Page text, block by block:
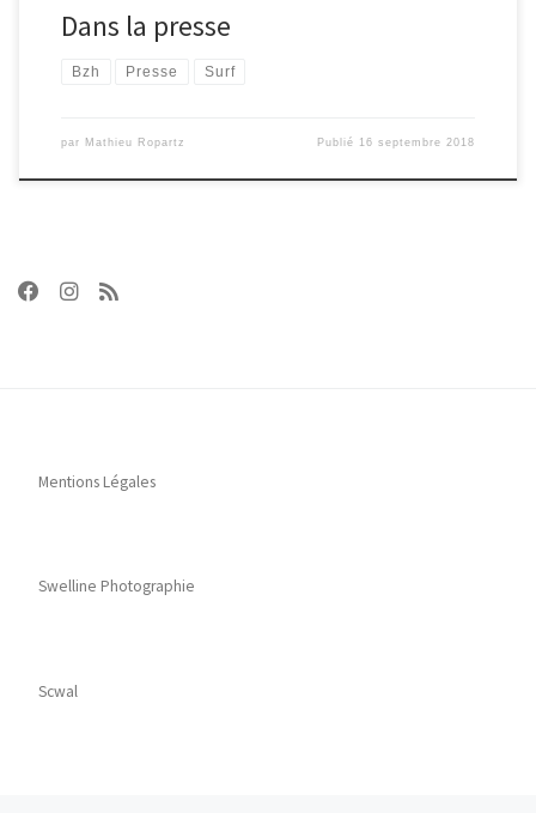
Dans la presse
Bzh Presse Surf
par Mathieu Ropartz Publié 16 septembre 2018
Mentions Légales
Swelline Photographie
Scwal